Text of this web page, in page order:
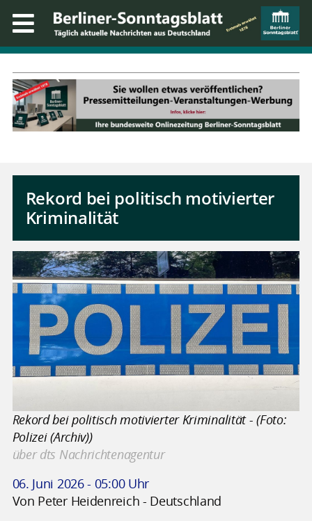
Rekord bei politisch motivierter
Kriminalität
Rekord bei politisch motivierter Kriminalität - (Foto:
Polizei (Archiv))
über dts Nachrichtenagentur
06. Juni 2026 - 05:00 Uhr
Von Peter Heidenreich - Deutschland